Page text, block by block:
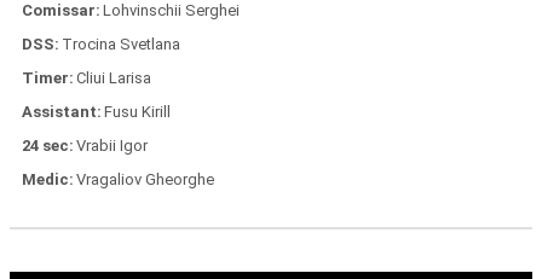
Comissar Lohvinschii Serghei
DSS Trocina Svetlana
Timer Cliui Larisa
Assistant Fusu Kirill
24 sec Vrabii Igor
Medic Vragaliov Gheorghe